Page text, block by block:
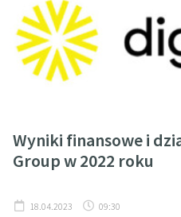
Wyniki finansowe i
Group w 2022 roku
18.04.2023 09:30